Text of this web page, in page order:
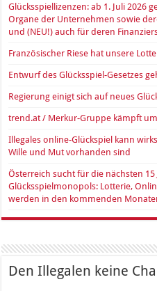
Glücksspiellizenzen: ab 1. Juli 2026
Organe der Unternehmen sowie
und (NEU!) auch für deren
Französischer Riese hat unsere
Entwurf des Glücksspiel-Gesetzes
Regierung einigt sich auf neues
trend.at / Merkur-Gruppe kämpft
Illegales online-Glückspiel kann
Wille und Mut vorhanden sind
Österreich sucht für die nächsten
Glücksspielmonopols: Lotterie,
werden in den kommenden
Den Illegalen keine